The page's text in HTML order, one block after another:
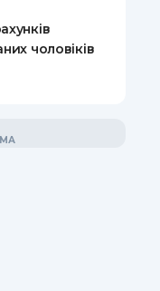
чоловіків